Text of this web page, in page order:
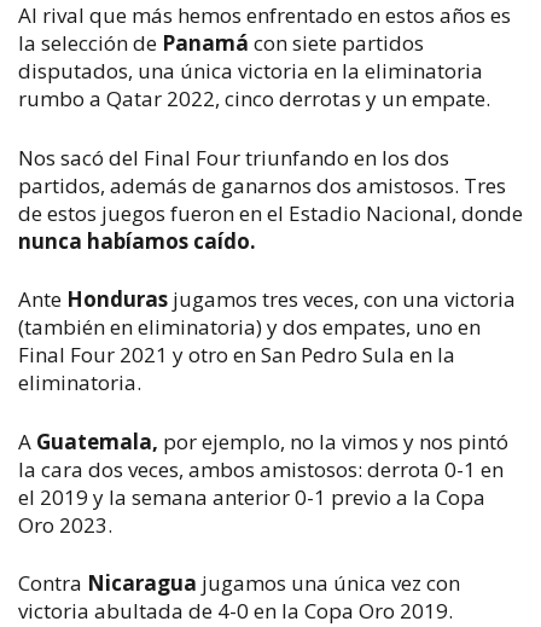
Al rival que más hemos enfrentado en estos años es
la selección de Panamá con siete partidos
disputados, una única victoria en la eliminatoria
rumbo a Qatar 2022, cinco derrotas y un empate.
Nos sacó del Final Four triunfando en los dos
partidos, además de ganarnos dos amistosos. Tres
de estos juegos fueron en el Estadio Nacional, donde
nunca habíamos caído.
Ante Honduras jugamos tres veces, con una victoria
(también en eliminatoria) y dos empates, uno en
Final Four 2021 y otro en San Pedro Sula en la
eliminatoria.
A Guatemala, por ejemplo, no la vimos y nos pintó
la cara dos veces, ambos amistosos: derrota 0-1 en
el 2019 y la semana anterior 0-1 previo a la Copa
Oro 2023.
Contra Nicaragua jugamos una única vez con
victoria abultada de 4-0 en la Copa Oro 2019.